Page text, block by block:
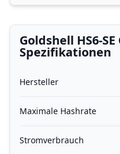
Goldshell HS6-
Spezifikationen
Hersteller
Maximale Hashrate
Stromverbrauch